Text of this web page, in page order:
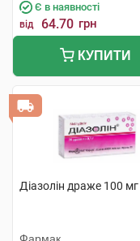
Є в наявності
від 64.70 грн
КУПИТИ
Діазолін драже 100